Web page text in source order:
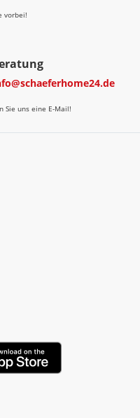
vorbei!
Sie uns eine E-Mail!